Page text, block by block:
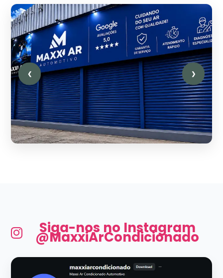
❮ ❯
Siga-nos no Instagram
@MaxxiArCondicionado